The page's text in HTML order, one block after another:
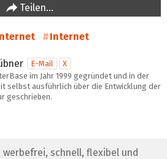
Teilen…
Internet
E-Mail
X
im Jahr 1999 gegründet und in der
selbst ausführlich über die Entwicklung der
geschrieben.
werbefrei, schnell, flexibel und